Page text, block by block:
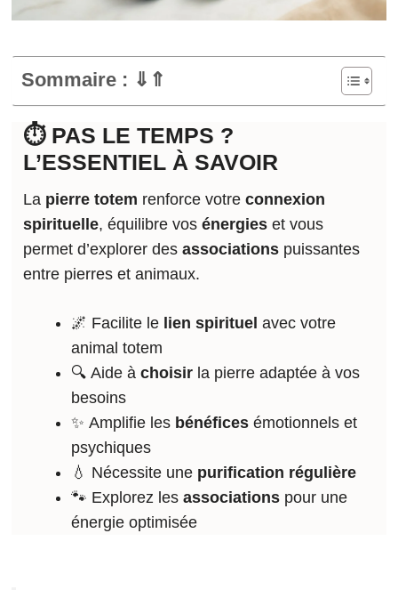
Sommaire : ⇓⇑
⏱️ PAS LE TEMPS ?
L’ESSENTIEL À SAVOIR
La pierre totem renforce votre connexion
spirituelle, équilibre vos énergies et vous
permet d’explorer des associations puissantes
entre pierres et animaux.
🌌 Facilite le lien spirituel avec votre
animal totem
🔍 Aide à choisir la pierre adaptée à vos
besoins
✨ Amplifie les bénéfices émotionnels et
psychiques
💧 Nécessite une purification régulière
🐾 Explorez les associations pour une
énergie optimisée